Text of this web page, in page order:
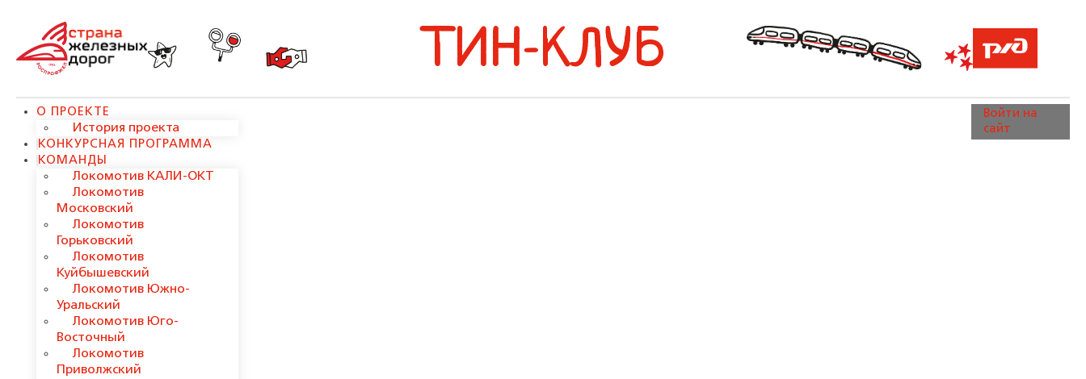
ТИН-КЛУБ
О ПРОЕКТЕ
История проекта
КОНКУРСНАЯ ПРОГРАММА
КОМАНДЫ
Локомотив КАЛИ-ОКТ
Локомотив
Московский
Локомотив
Горьковский
Локомотив
Куйбышевский
Локомотив Южно-
Уральский
Локомотив Юго-
Восточный
Локомотив
Приволжский
Войти на
сайт